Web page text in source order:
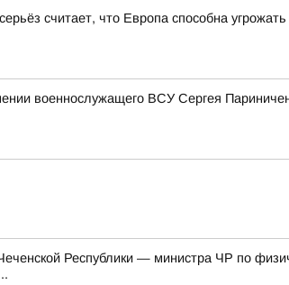
считает, что Европа способна
военнослужащего ВСУ Сергея
Республики — министра ЧР по